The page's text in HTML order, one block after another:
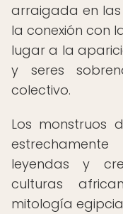
arraigada en
la conexión con
lugar a la
y seres
colectivo.
Los monstruos
leyendas y
culturas
mitología